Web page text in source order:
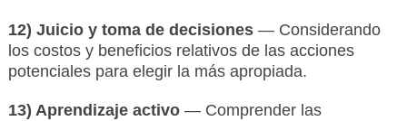
12) Juicio y toma de decisiones— Considerando
los costos y beneficios relativos de las acciones
potenciales para elegir la más apropiada.
13) Aprendizaje activo — Comprender las